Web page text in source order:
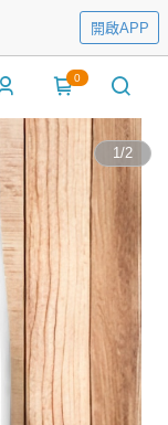
開啟APP
0
1/2